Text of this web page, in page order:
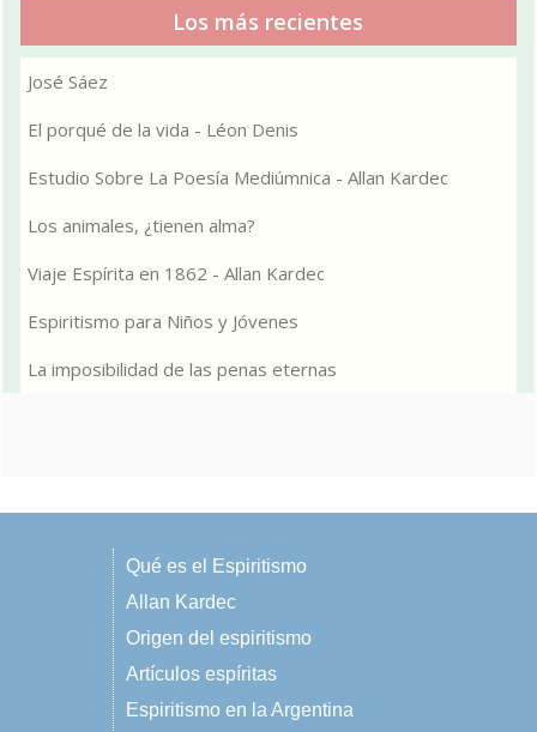
Los más recientes
José Sáez
El porqué de la vida - Léon Denis
Estudio Sobre La Poesía Mediúmnica - Allan Kardec
Los animales, ¿tienen alma?
Viaje Espírita en 1862 - Allan Kardec
Espiritismo para Niños y Jóvenes
La imposibilidad de las penas eternas
Qué es el Espiritismo
Allan Kardec
Origen del espiritismo
Artículos espíritas
Espiritismo en la Argentina